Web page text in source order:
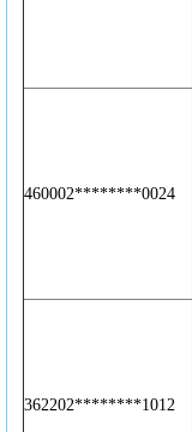
460002********0024
362202********1012